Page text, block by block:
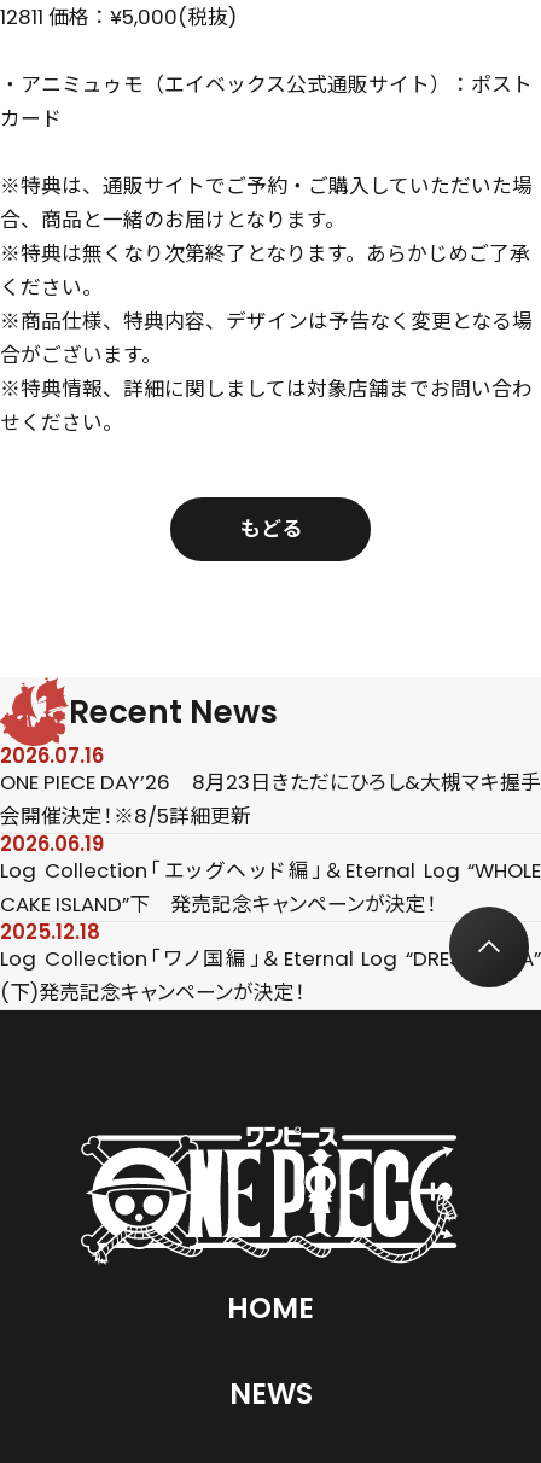
12811 価格：¥5,000(税抜)
・アニミュゥモ（エイベックス公式通販サイト）：ポスト
カード
※特典は、通販サイトでご予約・ご購入していただいた場
合、商品と一緒のお届けとなります。
※特典は無くなり次第終了となります。あらかじめご了承
ください。
※商品仕様、特典内容、デザインは予告なく変更となる場
合がございます。
※特典情報、詳細に関しましては対象店舗までお問い合わ
せください。
もどる
Recent News
2026.07.16
ONE PIECE DAY’26 8月23日きただにひろし&大槻マキ握手
会開催決定！※8/5詳細更新
2026.06.19
Log Collection「エッグヘッド編」＆Eternal Log “WHOLE
CAKE ISLAND”下 発売記念キャンペーンが決定！
2025.12.18
Log Collection「ワノ国編」＆Eternal Log “DRESS ROSA”
(下)発売記念キャンペーンが決定！
HOME
NEWS